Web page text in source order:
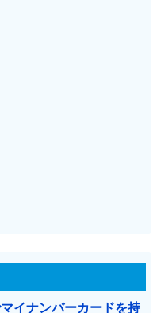
イナンバーカードを持